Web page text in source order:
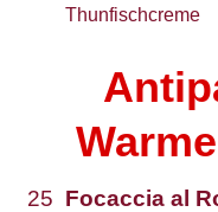
Thunfischcreme
25 Focaccia al